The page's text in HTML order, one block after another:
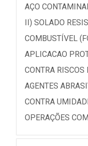
AÇO
II) SOLADO
COMBUSTÍVEL
APLICACAO
CONTRA RISCOS
AGENTES
CONTRA
OPERAÇÕES